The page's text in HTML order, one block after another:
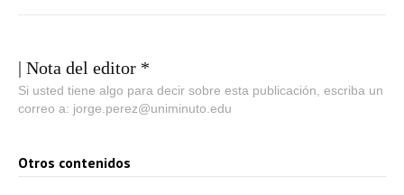
| Nota del editor *
Si usted tiene algo para decir sobre esta publicación, escriba un
correo a: jorge.perez@uniminuto.edu
Otros contenidos